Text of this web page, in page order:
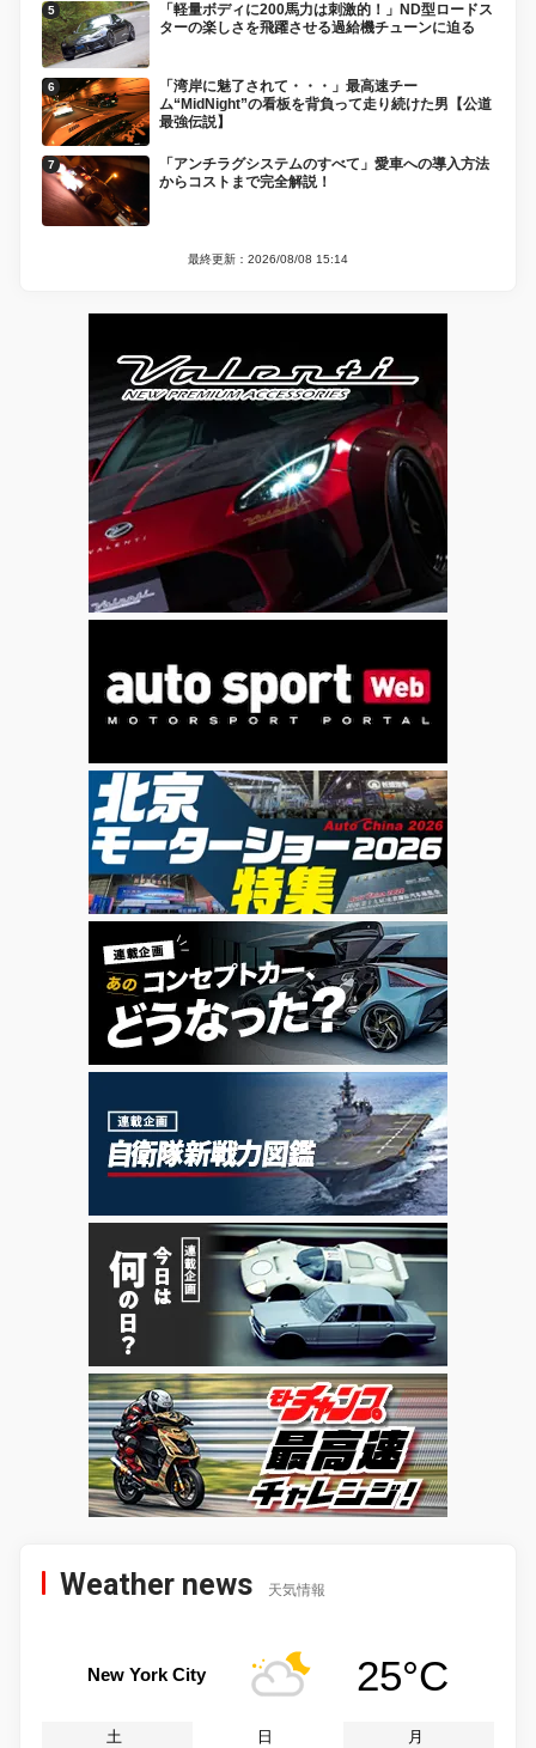
「軽量ボディに200馬力は刺激的！」ND型ロードス
ターの楽しさを飛躍させる過給機チューンに迫る
「湾岸に魅了されて・・・」最高速チー
ム“MidNight”の看板を背負って走り続けた男【公道
最強伝説】
「アンチラグシステムのすべて」愛車への導入方法
からコストまで完全解説！
最終更新：2026/08/08 15:14
Weather news 天気情報
New York City 25°C
土 日 月